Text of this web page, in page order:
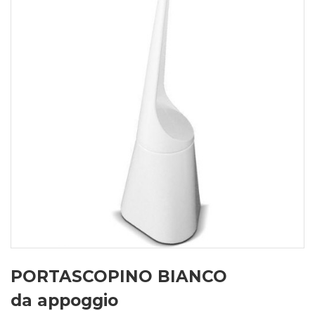
PORTASCOPINO BIANCO
da appoggio